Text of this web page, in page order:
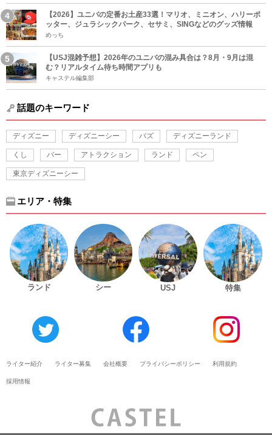
【2026】ユニバの定番お土産33選！マリオ、ミニオン、ハリーポ
ッター、ジュラシックパーク、セサミ、SINGなどのグッズ情報
めっち
【USJ混雑予想】2026年のユニバの混み具合は？8月・9月は混
む？リアルタイム待ち時間アプリも
キャステル編集部
話題のキーワード
ディズニー ディズニーシー バズ ディズニーランド
くし バー アトラクション ランド ペン
東京ディズニーシー
エリア・特集
ランド シー USJ 特集
ライター紹介 ライター募集 会社概要 プライバシーポリシー 利用規約
採用情報